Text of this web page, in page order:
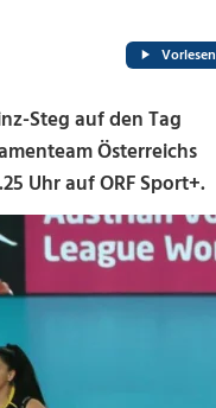
Vorlesen
Steg auf den Tag
Österreichs
Uhr auf ORF Sport+.